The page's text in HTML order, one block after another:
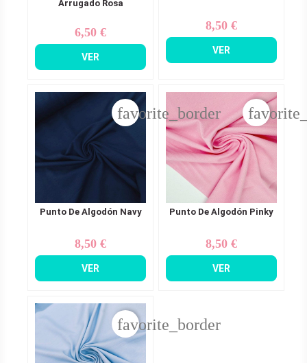
Arrugado Rosa
Precio
6,50 €
VER
Precio
8,50 €
VER
Punto De Algodón Navy
Precio
8,50 €
VER
favorite_border
Punto De Algodón Pinky
Precio
8,50 €
VER
favorite_border